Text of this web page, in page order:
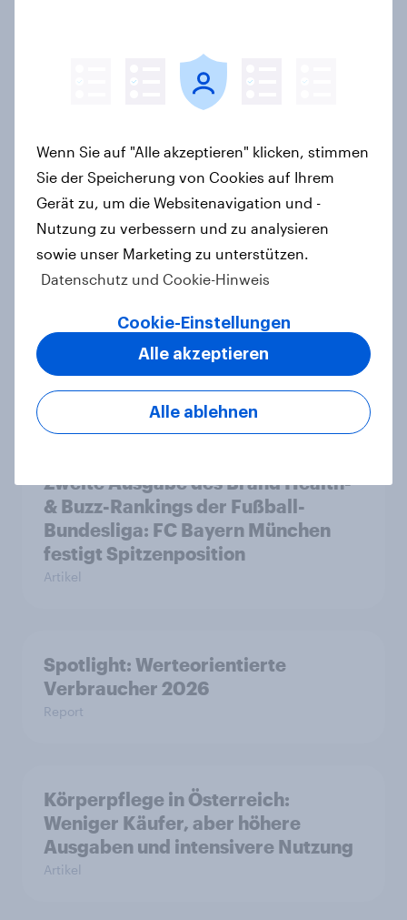
Bierkonsum in Deutschland – Jeder
Vierte trinkt wöchentlich
alkoholhaltiges Bier, Alkoholfreies
Bier wächst um über 23 Prozent
Artikel
Pride: Werteorientierte
Verbraucher erwarten von Marken
mehr als Symbolik
Artikel
Zweite Ausgabe des Brand Health-
& Buzz-Rankings der Fußball-
Bundesliga: FC Bayern München
festigt Spitzenposition
Artikel
Spotlight: Werteorientierte
Verbraucher 2026
Report
Körperpflege in Österreich:
Weniger Käufer, aber höhere
Ausgaben und intensivere Nutzung
Artikel
Wenn Sie auf "Alle akzeptieren" klicken, stimmen
Sie der Speicherung von Cookies auf Ihrem
Gerät zu, um die Websitenavigation und -
Nutzung zu verbessern und zu analysieren
sowie unser Marketing zu unterstützen.
Datenschutz und Cookie-Hinweis
Cookie-Einstellungen
Alle ablehnen
Alle akzeptieren